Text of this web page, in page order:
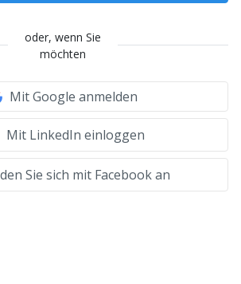
oder, wenn Sie
möchten
Mit Google anmelden
Mit LinkedIn einloggen
Sie sich mit Facebook an